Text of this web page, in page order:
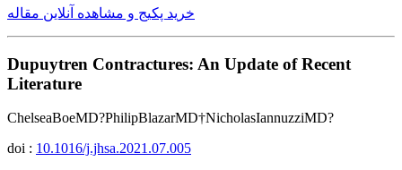
خرید پکیج و مشاهده آنلاین مقاله
Dupuytren Contractures: An Update of Recent
Literature
ChelseaBoeMD?PhilipBlazarMD†NicholasIannuzziMD?
doi : 10.1016/j.jhsa.2021.07.005